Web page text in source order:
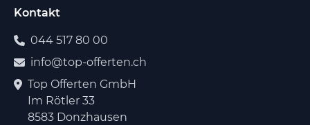
Kontakt
044 517 80 00
info@top-offerten.ch
Top Offerten GmbH
Im Rötler 33
8583 Donzhausen